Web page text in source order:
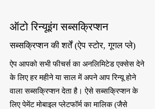
ऑटो रिन्यूइंग सब्सक्रिप्शन
सब्सक्रिप्शन की शर्तें (ऐप स्टोर, गूगल प्ले)
ऐप आपको सभी फीचर्स का अनलिमिटेड एक्सेस देने
के लिए हर महीने या साल में अपने आप रिन्यू होने
वाला सब्सक्रिप्शन देता है। ऐसे सब्सक्रिप्शन के
लिए पेमेंट मोबाइल प्लेटफॉर्म का मालिक (जैसे